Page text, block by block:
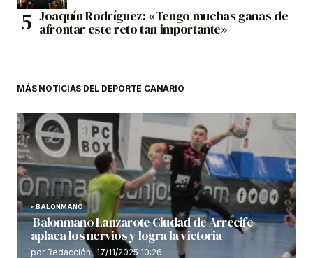
Joaquín Rodríguez: «Tengo muchas ganas de
afrontar este reto tan importante»
MÁS NOTICIAS DEL DEPORTE CANARIO
BALONMANO
Balonmano Lanzarote Ciudad de Arrecife
aplaca los nervios y logra la victoria
por Redacción 17/11/2025 10:26